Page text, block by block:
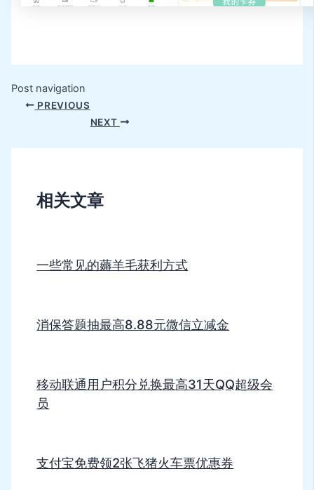
Post navigation
PREVIOUS
NEXT
相关文章
一些常见的薅羊毛获利方式
消保答题抽最高8.88元微信立减金
移动联通用户积分兑换最高31天QQ超级会
员
支付宝免费领2张飞猪火车票优惠券